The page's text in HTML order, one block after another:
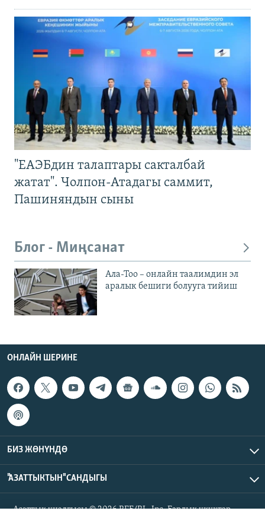
"ЕАЭБдин талаптары сакталбай
жатат". Чолпон-Атадагы саммит,
Пашиняндын сыны
Блог - Миңсанат
Ала-Тоо – онлайн таалимдин эл
аралык бешиги болууга тийиш
ОНЛАЙН ШЕРИНЕ
БИЗ ЖӨНҮНДӨ
"АЗАТТЫКТЫН" САНДЫГЫ